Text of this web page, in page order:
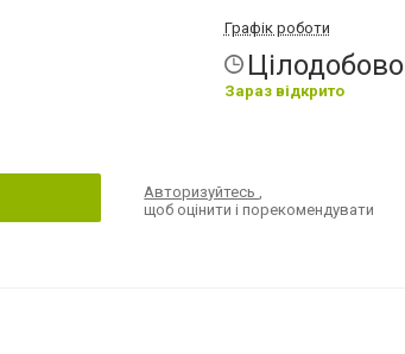
Графік роботи
Цілодобово
Зараз відкрито
Авторизуйтесь,
щоб оцінити і порекомендувати